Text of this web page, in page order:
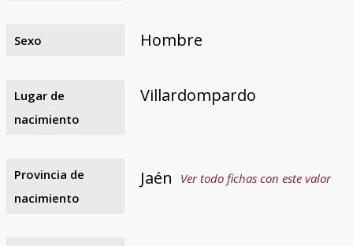
Sexo Hombre
Lugar de
nacimiento
Villardompardo
Provincia de
nacimiento
Jaén Ver todo fichas con este valor